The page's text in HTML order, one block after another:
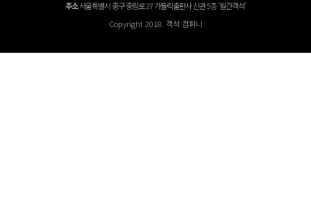
주소서울특별시 중구 중림로 27 가톨릭출판사 신관 5층 '월간객석'
Copyright 2018. 객석 컴퍼니